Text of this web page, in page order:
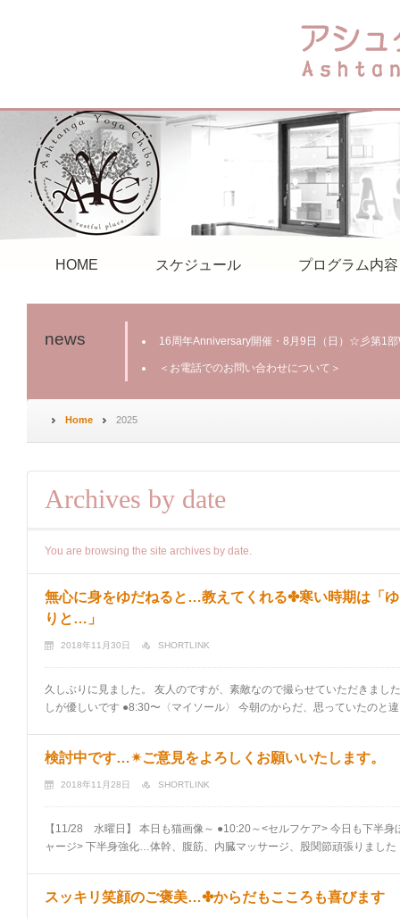
HOME スケジュール プログラム内容
news 16周年Anniversary開催・8月9日（日）☆彡第1
＜お電話でのお問い合わせについて＞
Home 2025
Archives by date
You are browsing the site archives by date.
無心に身をゆだねると…教えてくれる✤寒い時期は「
りと…」
2018年11月30日 SHORTLINK
久しぶりに見ました。 友人のですが、素敵なので撮らせていただきま
しが優しいです ●8:30〜〈マイソール〉 今朝のからだ、思っていたのと
検討中です…✴︎ご意見をよろしくお願いいたします。
2018年11月28日 SHORTLINK
【11/28 水曜日】 本日も猫画像～ ●10:20～<セルフケア> 今日も下半身
ャージ> 下半身強化…体幹、腹筋、内臓マッサージ、股関節頑張りまし
スッキリ笑顔のご褒美…✤からだもこころも喜びます